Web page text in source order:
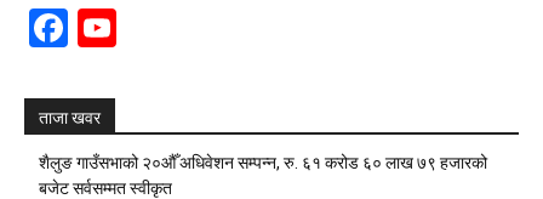
Facebook
ताजा खवर
शैलुङ गाउँसभाको २०औँ अधिवेशन सम्पन्न, रु. ६१ करोड ६० लाख ७९ हजारको
बजेट सर्वसम्मत स्वीकृत